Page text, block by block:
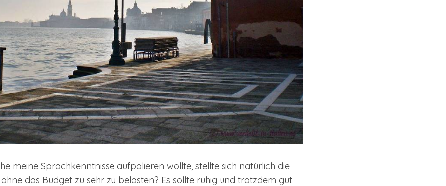
meine Sprachkenntnisse aufpolieren wollte, stellte sich natürlich die
das Budget zu sehr zu belasten? Es sollte ruhig und trotzdem gut